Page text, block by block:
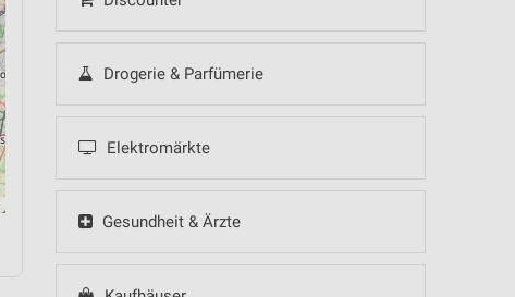
Drogerie & Parfümerie
Elektromärkte
Gesundheit & Ärzte